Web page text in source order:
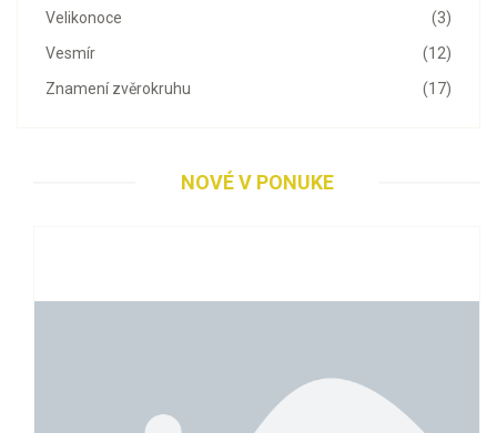
(3)
Velikonoce
(12)
Vesmír
(17)
Znamení zvěrokruhu
NOVÉ V PONUKE